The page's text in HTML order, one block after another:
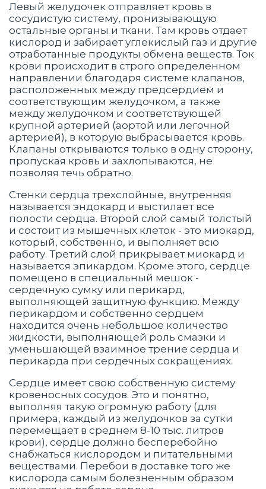
Левый желудочек отправляет кровь в
сосудистую систему, пронизывающую
остальные органы и ткани. Там кровь отдает
кислород и забирает углекислый газ и другие
отработанные продукты обмена веществ. Ток
крови происходит в строго определенном
направлении благодаря системе клапанов,
расположенных между предсердием и
соответствующим желудочком, а также
между желудочком и соответствующей
крупной артерией (аортой или легочной
артерией), в которую выбрасывается кровь.
Клапаны открываются только в одну сторону,
пропуская кровь и захлопываются, не
позволяя течь обратно.
Стенки сердца трехслойные, внутренняя
называется эндокард и выстилает все
полости сердца. Второй слой самый толстый
и состоит из мышечных клеток - это миокард,
который, собственно, и выполняет всю
работу. Третий слой прикрывает миокард и
называется эпикардом. Кроме этого, сердце
помещено в специальный мешок -
сердечную сумку или перикард,
выполняющей защитную функцию. Между
перикардом и собственно сердцем
находится очень небольшое количество
жидкости, выполняющей роль смазки и
уменьшающей взаимное трение сердца и
перикарда при сердечных сокращениях.
Сердце имеет свою собственную систему
кровеносных сосудов. Это и понятно,
выполняя такую огромную работу (для
примера, каждый из желудочков за сутки
перемещает в среднем 8-10 тыс. литров
крови), сердце должно бесперебойно
снабжаться кислородом и питательными
веществами. Перебои в доставке того же
кислорода самым болезненным образом